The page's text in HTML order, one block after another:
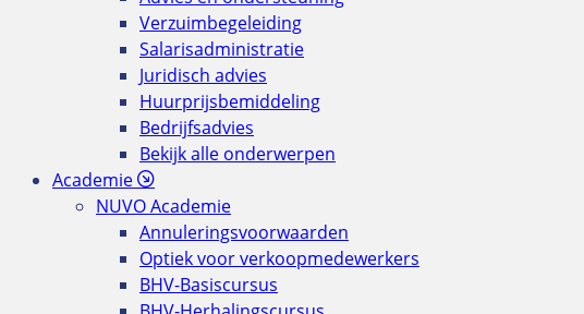
Verzuimbegeleiding
Salarisadministratie
Juridisch advies
Huurprijsbemiddeling
Bedrijfsadvies
Bekijk alle onderwerpen
Academie
NUVO Academie
Annuleringsvoorwaarden
Optiek voor verkoopmedewerkers
BHV-Basiscursus